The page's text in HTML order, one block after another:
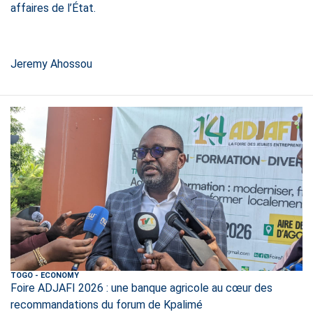
affaires de l’État.
Jeremy Ahossou
TOGO - ECONOMY
Foire ADJAFI 2026 : une banque agricole au cœur des
recommandations du forum de Kpalimé